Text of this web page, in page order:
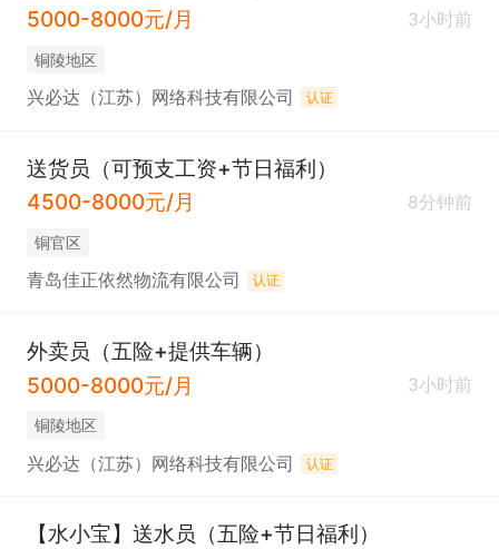
5000-8000元/月
3小时前
铜陵地区
兴必达（江苏）网络科技有限公司 认证
送货员（可预支工资+节日福利）
4500-8000元/月
8分钟前
铜官区
青岛佳正依然物流有限公司 认证
外卖员（五险+提供车辆）
5000-8000元/月
3小时前
铜陵地区
兴必达（江苏）网络科技有限公司 认证
【水小宝】送水员（五险+节日福利）